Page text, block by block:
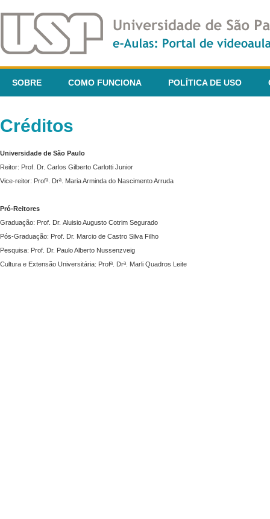
SOBRE COMO FUNCIONA POLÍTICA DE USO
Créditos
Universidade de São Paulo
Reitor: Prof. Dr. Carlos Gilberto Carlotti Junior
Vice-reitor: Profª. Drª. Maria Arminda do Nascimento Arruda
Pró-Reitores
Graduação: Prof. Dr. Aluisio Augusto Cotrim Segurado
Pós-Graduação: Prof. Dr. Marcio de Castro Silva Filho
Pesquisa: Prof. Dr. Paulo Alberto Nussenzveig
Cultura e Extensão Universitária: Profª. Drª. Marli Quadros Leite